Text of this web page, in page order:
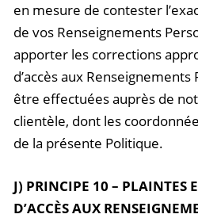
en mesure de contester
de vos Renseignements
apporter les corrections
d’accès aux
être effectuées auprès de
clientèle, dont les
de la présente Politique.
J) PRINCIPE 10 – PLAINTES
D’ACCÈS AUX